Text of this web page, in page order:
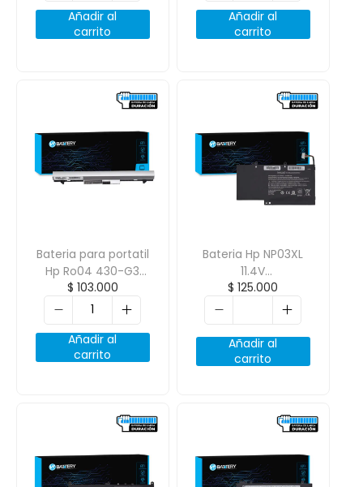
Añadir al
carrito
Añadir al
carrito
Bateria para portatil
Hp Ro04 430-G3
440-G3 805291-001
14.8V 2600Mah 4
$ 103.000
Añadir al
carrito
Bateria Hp NP03XL
11.4V
4200mAh/48Wh
$ 125.000
Añadir al
carrito